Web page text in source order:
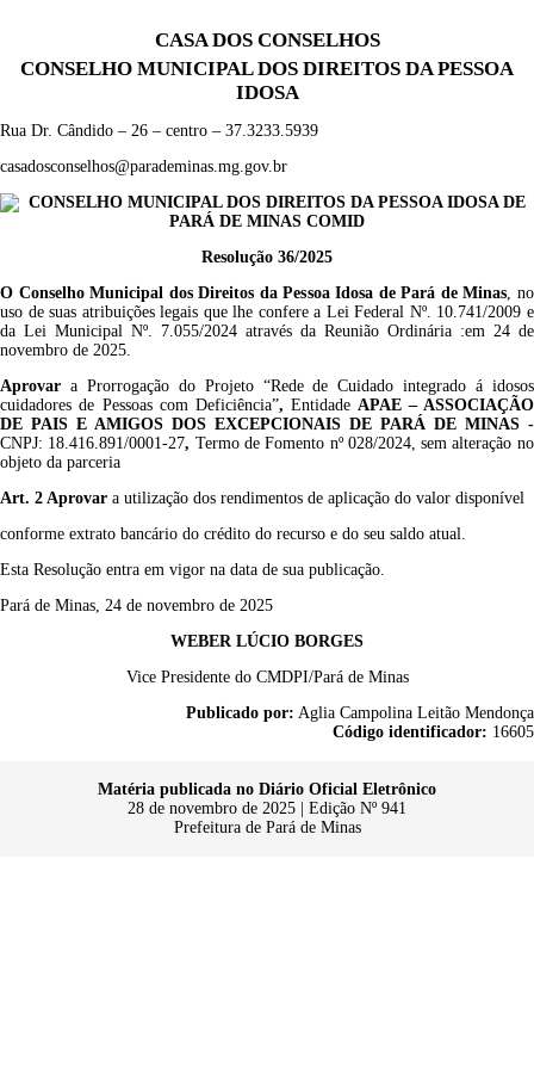
CASA DOS CONSELHOS
CONSELHO MUNICIPAL DOS DIREITOS DA PESSOA
IDOSA
Rua Dr. Cândido – 26 – centro – 37.3233.5939
casadosconselhos@parademinas.mg.gov.br
CONSELHO MUNICIPAL DOS DIREITOS DA PESSOA IDOSA DE
PARÁ DE MINAS COMID
Resolução 36/2025
O Conselho Municipal dos Direitos da Pessoa Idosa de Pará de Minas, no
uso de suas atribuições legais que lhe confere a Lei Federal Nº. 10.741/2009 e
da Lei Municipal Nº. 7.055/2024 através da Reunião Ordinária :em 24 de
novembro de 2025.
Aprovar a Prorrogação do Projeto “Rede de Cuidado integrado á idosos
cuidadores de Pessoas com Deficiência”,Entidade APAE – ASSOCIAÇÃO
DE PAIS E AMIGOS DOS EXCEPCIONAIS DE PARÁ DE MINAS -
CNPJ: 18.416.891/0001-27, Termo de Fomento nº 028/2024, sem alteração no
objeto da parceria
Art. 2 Aprovar a utilização dos rendimentos de aplicação do valor disponível
conforme extrato bancário do crédito do recurso e do seu saldo atual.
Esta Resolução entra em vigor na data de sua publicação.
Pará de Minas, 24 de novembro de 2025
WEBER LÚCIO BORGES
Vice Presidente do CMDPI/Pará de Minas
Publicado por: Aglia Campolina Leitão Mendonça
Código identificador: 16605
Matéria publicada no Diário Oficial Eletrônico
28 de novembro de 2025 | Edição Nº 941
Prefeitura de Pará de Minas